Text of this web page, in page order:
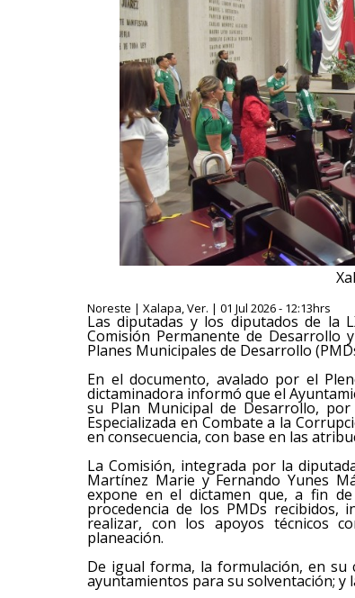
Noreste | Xalapa, Ver. | 01 Jul 2026 - 12:13hrs
Las diputadas y los diputados de la
Comisión Permanente de Desarrollo
Planes Municipales de Desarrollo
En el documento, avalado por el
dictaminadora informó que el
su Plan Municipal de Desarrollo,
Especializada en Combate a la
en consecuencia, con base en las
La Comisión, integrada por la
Martínez Marie y Fernando Yunes
expone en el dictamen que, a fin
procedencia de los PMDs recibidos,
realizar, con los apoyos técnicos
planeación.
De igual forma, la formulación, en su
ayuntamientos para su solventación; y